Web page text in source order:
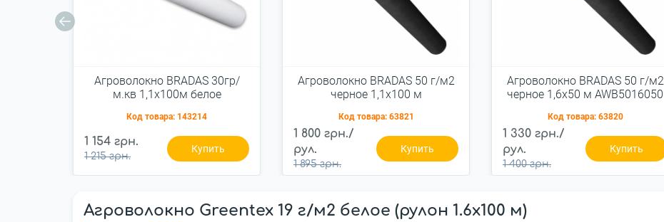
Агроволокно BRADAS 30гр/
м.кв 1,1х100м белое
Код товара: 143214
1 154 грн.
1 215 грн.
Купить
Агроволокно BRADAS 50 г/м2
черное 1,1x100 м
Код товара: 63821
1 800 грн./
рул.
1 895 грн.
Купить
Агроволокно BRADAS 50 г/м2
черное 1,6x50 м AWB5016050
Код товара: 63820
1 330 грн./
рул.
1 400 грн.
Купить
Агроволокно Greentex 19 г/м2 белое (рулон 1.6x100 м)